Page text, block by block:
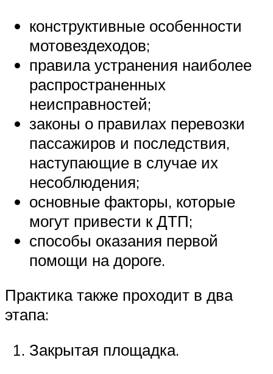
конструктивные особенности
мотовездеходов;
правила устранения наиболее
распространенных
неисправностей;
законы о правилах перевозки
пассажиров и последствия,
наступающие в случае их
несоблюдения;
основные факторы, которые
могут привести к ДТП;
способы оказания первой
помощи на дороге.
Практика также проходит в два
этапа:
Закрытая площадка.